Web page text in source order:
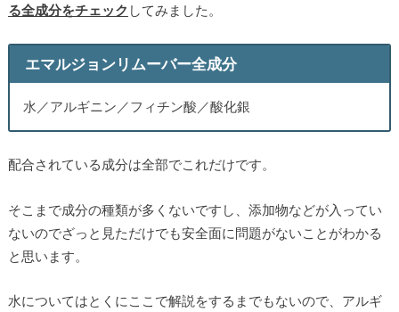
る全成分をチェック してみました。
エマルジョンリムーバー全成分
水／アルギニン／フィチン酸／酸化銀
配合されている成分は全部でこれだけです。
そこまで成分の種類が多くないですし、添加物などが入ってい
ないのでざっと見ただけでも安全面に問題がないことがわかる
と思います。
水についてはとくにここで解説をするまでもないので、アルギ